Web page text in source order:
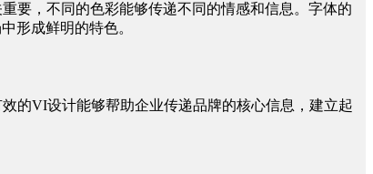
要，不同的色彩能够传递不同的情感和信息。字体的
形成鲜明的特色。
的VI设计能够帮助企业传递品牌的核心信息，建立起